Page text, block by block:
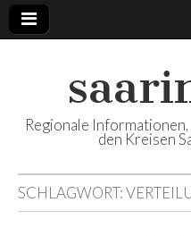
Regionale
den Kreisen
SCHLAGWORT: